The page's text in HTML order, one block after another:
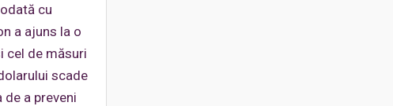
cu
a ajuns la o
cel de măsuri
scade
a preveni